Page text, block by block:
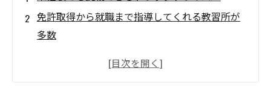
免許取得から就職まで指導してくれる教習所が
多数
交通量の多い場所から運転スキルアップ